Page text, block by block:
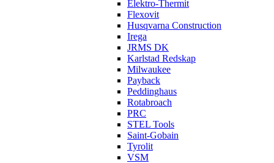
Elektro-Thermit
Flexovit
Husqvarna Construction
Irega
JRMS DK
Karlstad Redskap
Milwaukee
Payback
Peddinghaus
Rotabroach
PRC
STEL Tools
Saint-Gobain
Tyrolit
VSM